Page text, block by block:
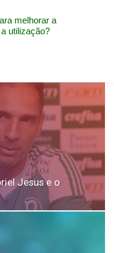
Jesus e o
melhorar a
utilização?